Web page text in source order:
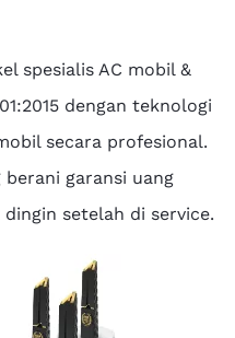
spesialis AC mobil &
dengan teknologi
secara profesional.
garansi uang
setelah di service.